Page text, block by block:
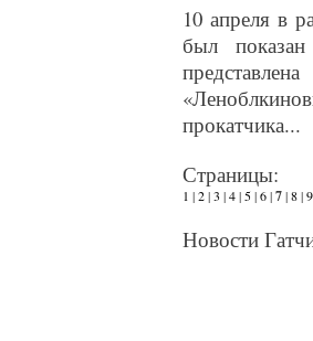
10 апреля в
был
прокатчика...
Страницы:
1 |2|3 |4| 5|6|7|8|9
Новости